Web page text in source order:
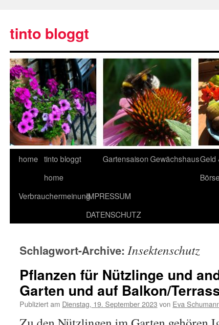
tinto bloggt
home tinto bloggt
home
GartensaisonGewächshausGeld
VerbrauchermeinungIMPRESSUM
DATENSCHUTZ
Schlagwort-Archive: Insektenschutz
Pflanzen für Nützlinge und
Garten und auf Balkon/
Publiziert am Dienstag, 19. September 2023 von Eva